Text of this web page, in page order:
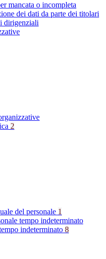
mancata o incompleta
dei dati da parte dei titolari
dirigenziali
2
del personale 1
tempo indeterminato
indeterminato 8